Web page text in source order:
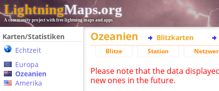
LightningMaps.org
A community project with free lightning maps and apps
Karten/Statistiken
Echtzeit
Europa
Ozeanien
Amerika
Ozeanien Blitzkarten
Blitze Station
Please note that the data
new ones in the future.